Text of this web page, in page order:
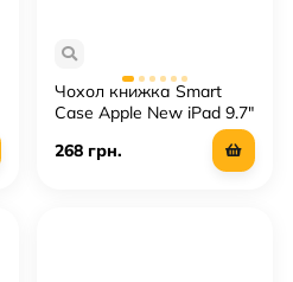
Чохол книжка Smart
Case Apple New iPad 9.7"
268 грн.